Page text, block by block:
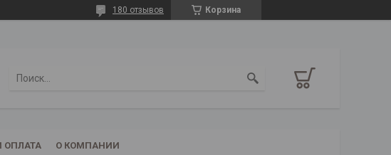
Корзина
180 отзывов
ОПЛАТА О КОМПАНИИ